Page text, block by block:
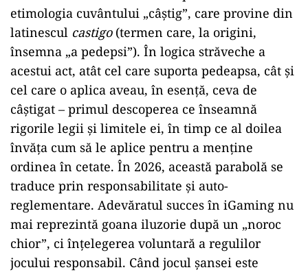
etimologia cuvântului „câștig”, care provine din
latinescul castigo(termen care, la origini,
însemna „a pedepsi”). În logica străveche a
acestui act, atât cel care suporta pedeapsa, cât și
cel care o aplica aveau, în esență, ceva de
câștigat – primul descoperea ce înseamnă
rigorile legii și limitele ei, în timp ce al doilea
învăța cum să le aplice pentru a menține
ordinea în cetate. În 2026, această parabolă se
traduce prin responsabilitate și auto-
reglementare. Adevăratul succes în iGaming nu
mai reprezintă goana iluzorie după un „noroc
chior”, ci înțelegerea voluntară a regulilor
jocului responsabil. Când jocul șansei este